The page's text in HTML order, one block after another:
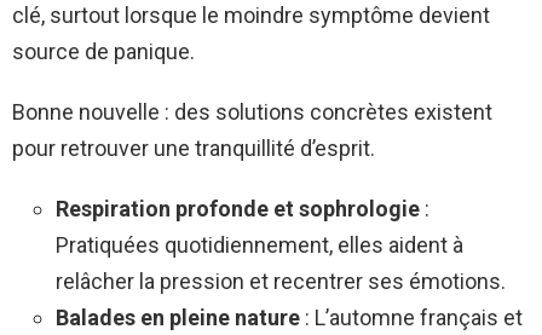
clé, surtout lorsque le moindre symptôme devient
source de panique.
Bonne nouvelle : des solutions concrètes existent
pour retrouver une tranquillité d’esprit.
Respiration profonde et sophrologie :
Pratiquées quotidiennement, elles aident à
relâcher la pression et recentrer ses émotions.
Balades en pleine nature : L’automne français et